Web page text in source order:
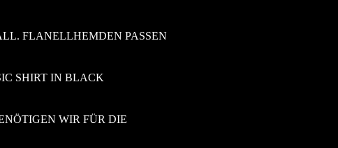
FLANELLHEMDEN PASSEN
SHIRT IN BLACK
WIR FÜR DIE